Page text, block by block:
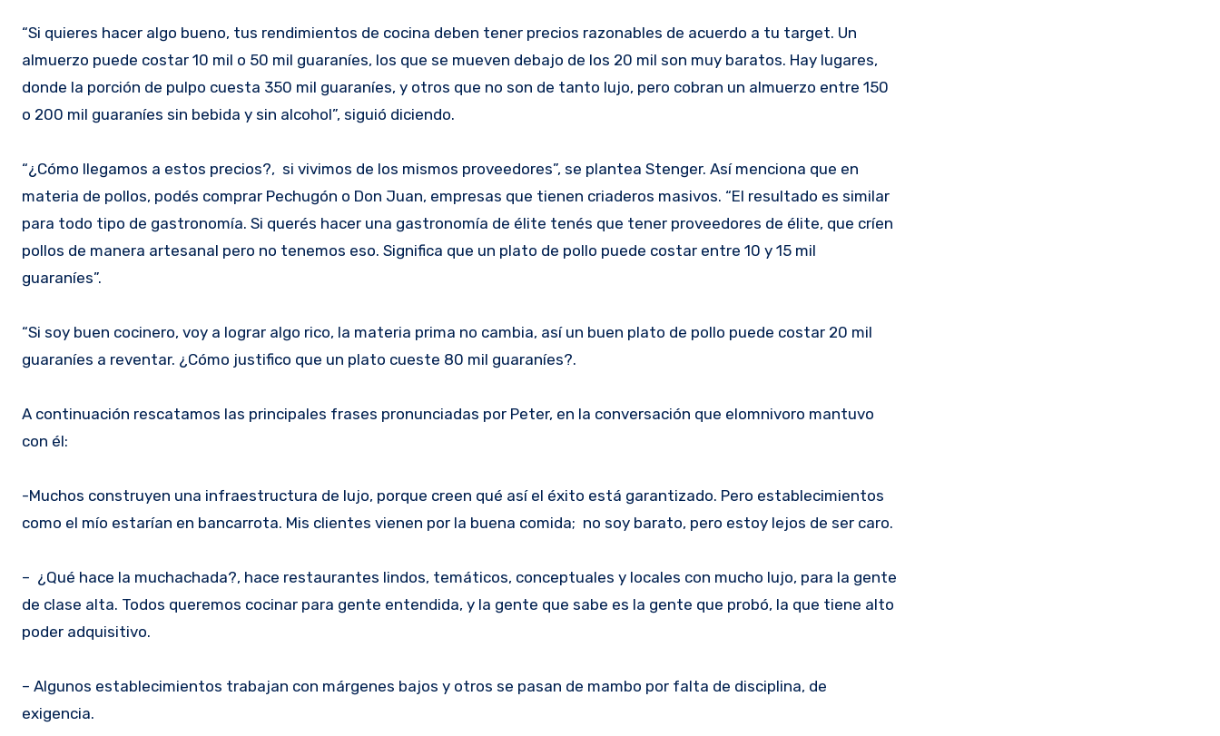
“Si quieres hacer algo bueno, tus rendimientos de cocina deben tener precios razonables de acuerdo a tu target. Un
almuerzo puede costar 10 mil o 50 mil guaraníes, los que se mueven debajo de los 20 mil son muy baratos. Hay lugares,
donde la porción de pulpo cuesta 350 mil guaraníes, y otros que no son de tanto lujo, pero cobran un almuerzo entre 150
o 200 mil guaraníes sin bebida y sin alcohol”, siguió diciendo.
“¿Cómo llegamos a estos precios?, si vivimos de los mismos proveedores”, se plantea Stenger. Así menciona que en
materia de pollos, podés comprar Pechugón o Don Juan, empresas que tienen criaderos masivos. “El resultado es similar
para todo tipo de gastronomía. Si querés hacer una gastronomía de élite tenés que tener proveedores de élite, que críen
pollos de manera artesanal pero no tenemos eso. Significa que un plato de pollo puede costar entre 10 y 15 mil
guaraníes”.
“Si soy buen cocinero, voy a lograr algo rico, la materia prima no cambia, así un buen plato de pollo puede costar 20 mil
guaraníes a reventar. ¿Cómo justifico que un plato cueste 80 mil guaraníes?.
A continuación rescatamos las principales frases pronunciadas por Peter, en la conversación que elomnivoro mantuvo
con él:
-Muchos construyen una infraestructura de lujo, porque creen qué así el éxito está garantizado. Pero establecimientos
como el mío estarían en bancarrota. Mis clientes vienen por la buena comida; no soy barato, pero estoy lejos de ser caro.
– ¿Qué hace la muchachada?, hace restaurantes lindos, temáticos, conceptuales y locales con mucho lujo, para la gente
de clase alta. Todos queremos cocinar para gente entendida, y la gente que sabe es la gente que probó, la que tiene alto
poder adquisitivo.
– Algunos establecimientos trabajan con márgenes bajos y otros se pasan de mambo por falta de disciplina, de
exigencia.